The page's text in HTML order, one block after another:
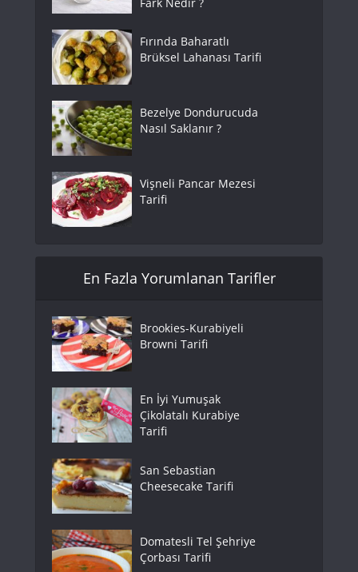
Fırında Baharatlı
Brüksel Lahanası Tarifi
Bezelye Dondurucuda
Nasıl Saklanır ?
Vişneli Pancar Mezesi
Tarifi
En Fazla Yorumlanan Tarifler
Brookies-Kurabiyeli
Browni Tarifi
En İyi Yumuşak
Çikolatalı Kurabiye
Tarifi
San Sebastian
Cheesecake Tarifi
Domatesli Tel Şehriye
Çorbası Tarifi